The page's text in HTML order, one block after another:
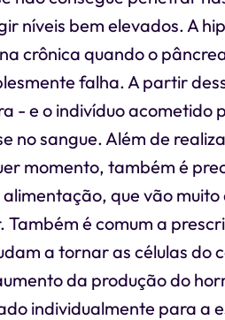
níveis bem elevados. A
crônica quando o
falha. A partir
- e o indivíduo acometido
no sangue. Além de
momento, também é
que vão muito
é comum a
a tornar as células do
da produção do
individualmente para a